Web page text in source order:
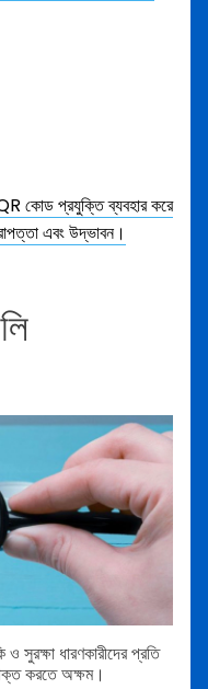
কোড প্রযুক্তি ব্যবহার করে
এবং উদ্ভাবন।
সুরক্ষা ধারণকারীদের প্রতি
করতে অক্ষম।